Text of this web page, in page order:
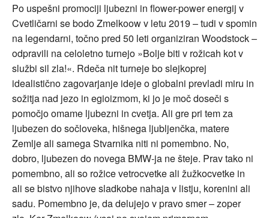
Po uspešni promociji ljubezni in flower-power energij v
Cvetličarni se bodo Zmelkoow v letu 2019 – tudi v spomin
na legendarni, točno pred 50 leti organiziran Woodstock –
odpravili na celoletno turnejo »Bolje biti v rožicah kot v
službi sil zla!«. Rdeča nit turneje bo slejkoprej
idealistično zagovarjanje ideje o globalni prevladi miru in
sožitja nad jezo in egioizmom, ki jo je moč doseči s
pomočjo omame ljubezni in cvetja. Ali gre pri tem za
ljubezen do sočloveka, hišnega ljubljenčka, matere
Zemlje ali samega Stvarnika niti ni pomembno. No,
dobro, ljubezen do novega BMW-ja ne šteje. Prav tako ni
pomembno, ali so rožice vetrocvetke ali žužkocvetke in
ali se bistvo njihove sladkobe nahaja v listju, korenini ali
sadu. Pomembno je, da delujejo v pravo smer – zoper